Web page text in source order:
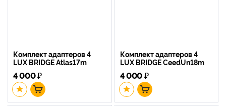
Комплект адаптеров 4
LUX BRIDGE Atlas17m
4 000₽
Комплект адаптеров 4
LUX BRIDGE CeedUn18m
4 000₽